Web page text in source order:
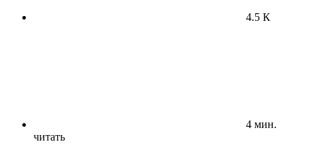
4.5 К
4 мин.
читать